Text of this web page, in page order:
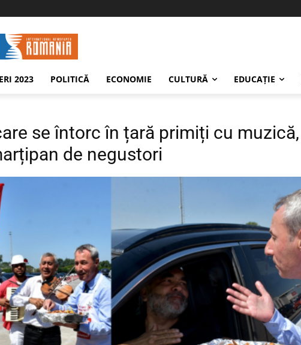
2023 POLITICĂ ECONOMIE CULTURĂ EDUCAŢIE
se întorc în țară primiți cu muzică,
de negustori